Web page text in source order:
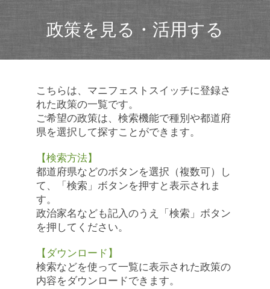
政策を見る・活用する
こちらは、マニフェストスイッチに登録さ
れた政策の一覧です。
ご希望の政策は、検索機能で種別や都道府
県を選択して探すことができます。
【検索方法】
都道府県などのボタンを選択（複数可）し
て、「検索」ボタンを押すと表示されま
す。
政治家名なども記入のうえ「検索」ボタン
を押してください。
【ダウンロード】
検索などを使って一覧に表示された政策の
内容をダウンロードできます。